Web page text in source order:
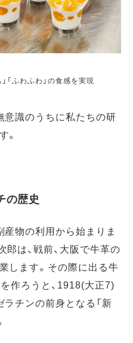
「ふわふわ」の食感を実現
意識のうちに私たちの研
。
歴史
産物の利用から始まりま
は、戦前、大阪で牛革の
します。その際に出る牛
作ろうと、1918(大正7)
チンの前身となる「新